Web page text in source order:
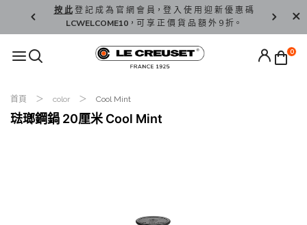
按 此登 記 成 為 官 網 會 員，登 入 使 用 迎 新 優 惠 碼
LCWELCOME10，可 享 正 價 貨 品 額 外 9 折。
香 港 / 澳
0
首頁 color Cool Mint
琺瑯鋼鍋 20厘米 Cool Mint